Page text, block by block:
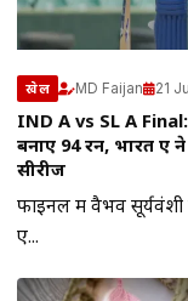
खेल MD Faijan 21
IND A vs SL A
बनाए 94 रन, भारत ए
सीरीज
फाइनल में वैभव
ए...